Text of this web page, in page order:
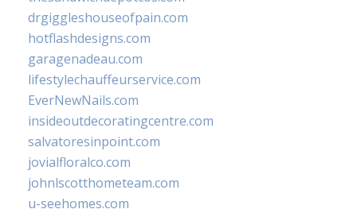
drgiggleshouseofpain.com
hotflashdesigns.com
garagenadeau.com
lifestylechauffeurservice.com
EverNewNails.com
insideoutdecoratingcentre.com
salvatoresinpoint.com
jovialfloralco.com
johnlscotthometeam.com
u-seehomes.com